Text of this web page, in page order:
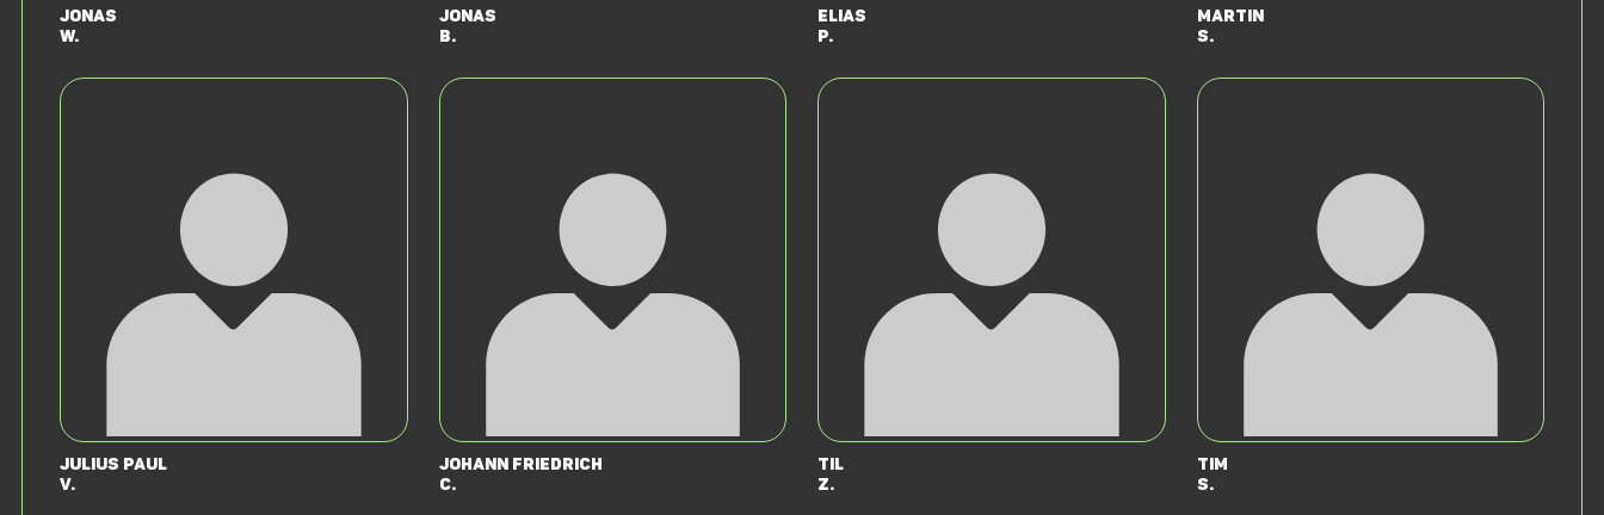
Jonas
W.
Jonas
B.
Elias
P.
Martin
S.
Julius Paul
V.
Johann Friedrich
C.
Til
Z.
Tim
S.